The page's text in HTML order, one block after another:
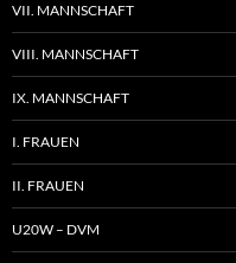
VII. MANNSCHAFT
VIII. MANNSCHAFT
IX. MANNSCHAFT
I. FRAUEN
II. FRAUEN
U20W – DVM